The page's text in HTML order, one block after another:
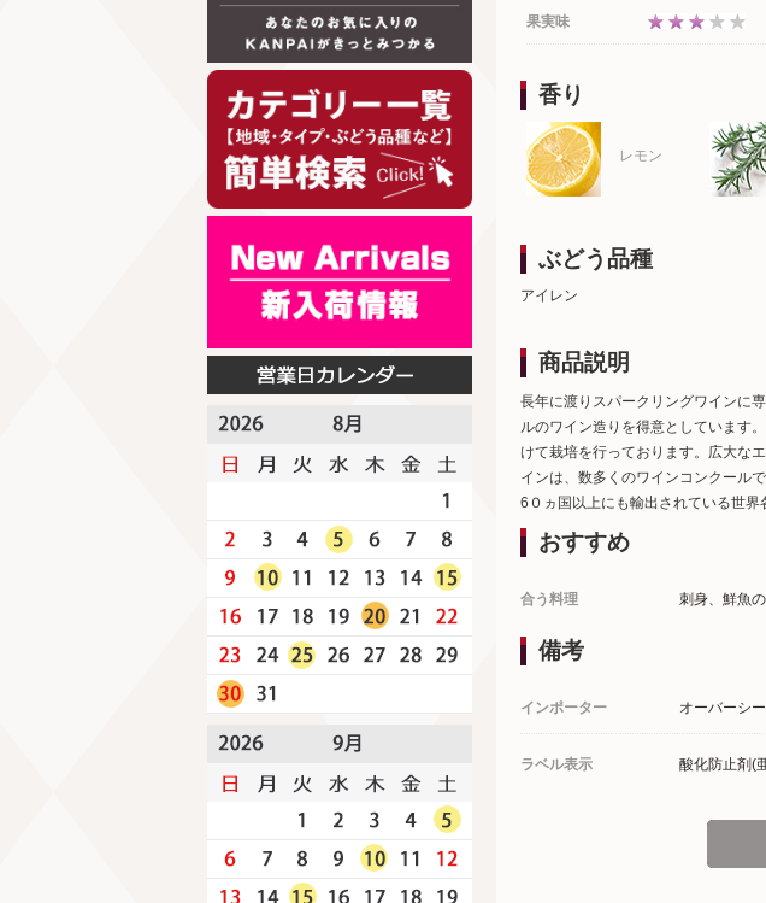
果実味
香り
レモン
ぶどう品種
アイレン
商品説明
長年に渡りスパークリングワインに
ルのワイン造りを得意としています
けて栽培を行っております。広大な
インは、数多くのワインコンクール
6０ヵ国以上にも輸出されている世界
おすすめ
合う料理 刺身、鮮魚
備考
インポーター オーバーシ
ラベル表示 酸化防止剤(